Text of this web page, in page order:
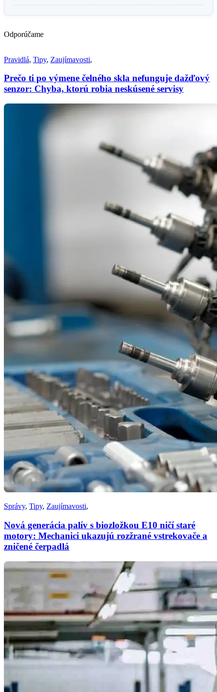
Odporúčame
Pravidlá, Tipy, Zaujímavosti,
Prečo ti po výmene čelného skla nefunguje dažďový
senzor: Chyba, ktorú robia neskúsené servisy
Správy, Tipy, Zaujímavosti,
Nová generácia palív s biozložkou E10 ničí staré
motory: Mechanici ukazujú rozžrané vstrekovače a
zničené čerpadlá